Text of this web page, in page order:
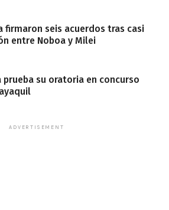
firmaron seis acuerdos tras casi
entre Noboa y Milei
prueba su oratoria en concurso
ADVERTISEMENT